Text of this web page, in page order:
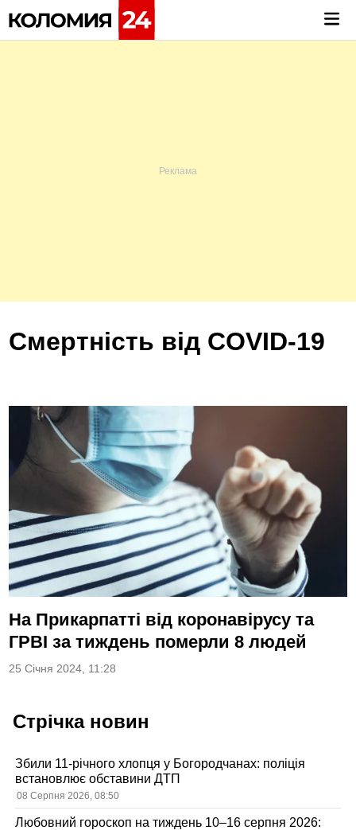
to
Смертність від COVID-19
На Прикарпатті від коронавірусу та
ГРВІ за тиждень померли 8 людей
25 Січня 2024, 11:28
Стрічка новин
Збили 11-річного хлопця у Богородчанах: поліція
встановлює обставини ДТП
08 Серпня 2026, 08:50
Любовний гороскоп на тиждень 10–16 серпня 2026: